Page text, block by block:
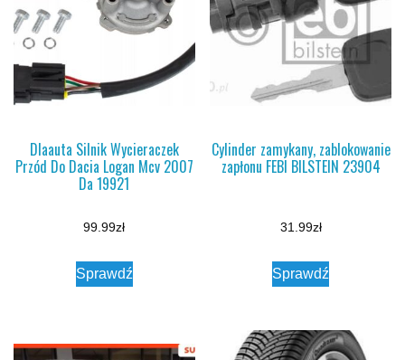
Dlaauta Silnik Wycieraczek
Przód Do Dacia Logan Mcv 2007
Da 19921
99.99zł
Sprawdź
Cylinder zamykany, zablokowanie
zapłonu FEBI BILSTEIN 23904
31.99zł
Sprawdź